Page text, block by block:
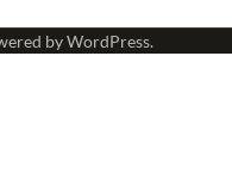
byWordPress.